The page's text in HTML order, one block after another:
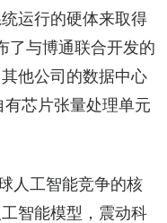
运行的硬体来取得
了与博通联合开发的
他公司的数据中心
芯片张量处理单元
人工智能竞争的核
智能模型，震动科